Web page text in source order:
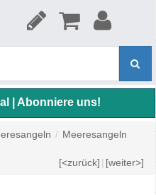
| Abonniere uns!
/ Meeresangeln
[<zurück] | [weiter>]